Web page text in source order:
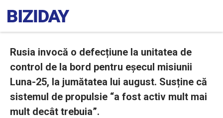
Rusia invocă o defecțiune la unitatea de
control de la bord pentru eșecul misiunii
Luna-25, la jumătatea lui august. Susține că
sistemul de propulsie “a fost activ mult mai
mult decât trebuia”.